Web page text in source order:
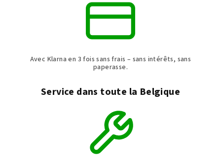
Avec Klarna en 3 fois sans frais – sans intérêts, sans
paperasse.
Service dans toute la Belgique